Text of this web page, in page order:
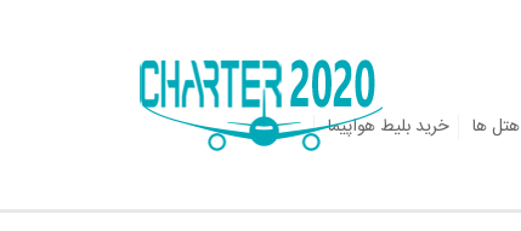
هتل ها
خرید بلیط هواپیما